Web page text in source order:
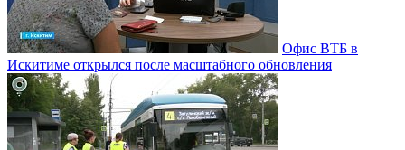
Офис ВТБ в
Искитиме открылся после масштабного обновления